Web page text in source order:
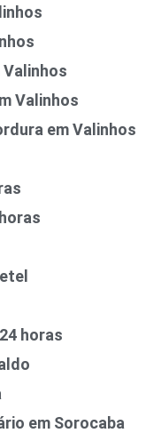
Valinhos
em Valinhos
horas
em Sorocaba